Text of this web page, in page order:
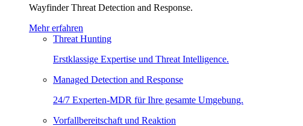
Wayfinder Threat Detection and Response.
Mehr erfahren
Threat Hunting
Erstklassige Expertise und Threat Intelligence.
Managed Detection and Response
24/7 Experten-MDR für Ihre gesamte Umgebung.
Vorfallbereitschaft und Reaktion